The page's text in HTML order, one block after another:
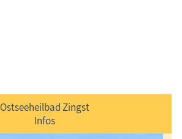
Ostseeheilbad Zingst
Infos